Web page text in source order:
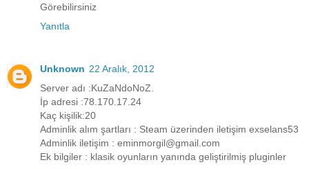
Görebilirsiniz
Yanıtla
Unknown 22 Aralık, 2012
Server adı :KuZaNdoNoZ.
İp adresi :78.170.17.24
Kaç kişilik:20
Adminlik alım şartları : Steam üzerinden iletişim exselans53
Adminlik iletişim : eminmorgil@gmail.com
Ek bilgiler : klasik oyunların yanında geliştirilmiş pluginler